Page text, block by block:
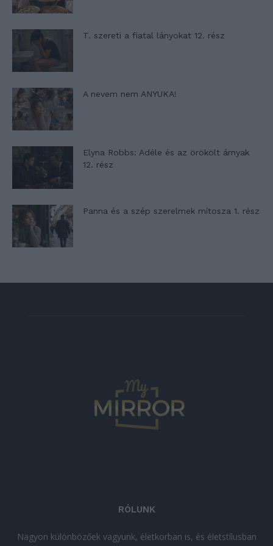
T. szereti a fiatal lányokat 12. rész
A nevem nem ANYUKA!
Elyna Robbs: Adéle és az örökölt árnyak
12. rész
Panna és a szép szerelmek mítosza 1. rész
RÓLUNK
Nagyon különbözőek vagyunk, életkorban is, és életstílusban